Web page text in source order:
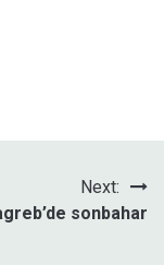
Next:
sonbahar